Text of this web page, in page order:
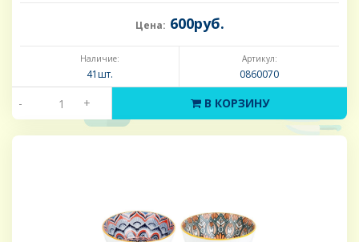
Цена: 600руб.
Наличие:
41шт.
Артикул:
0860070
- + В КОРЗИНУ